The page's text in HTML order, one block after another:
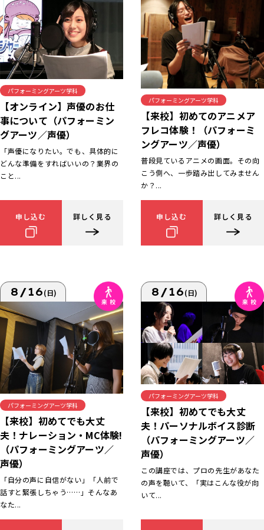
パフォーミングアーツ学科
【オンライン】声優のお仕
事について（パフォーミン
グアーツ／声優）
「声優になりたい。でも、具体的に
どんな準備をすればいいの？業界の
こと...
申し込む 詳しく見る
パフォーミングアーツ学科
【来校】初めてのアニメア
フレコ体験！（パフォーミ
ングアーツ／声優）
普段見ているアニメの画面。その向
こう側へ、一歩踏み出してみません
か？...
申し込む 詳しく見る
8/16(日)
パフォーミングアーツ学科
【来校】初めてでも大丈
夫！ナレーション・MC体験!
（パフォーミングアーツ／
声優）
「自分の声に自信がない」「人前で
話すと緊張しちゃう……」そんなあ
なた...
8/16(日)
パフォーミングアーツ学科
【来校】初めてでも大丈
夫！パーソナルボイス診断
（パフォーミングアーツ／
声優）
この講座では、プロの先生があなた
の声を聴いて、「実はこんな役が向
いて...